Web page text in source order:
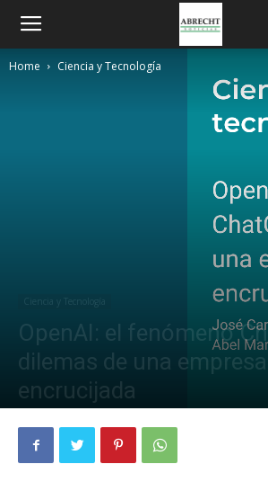
Home Ciencia y Tecnología
OpenAI: el fenómeno
dilemas de una
encrucijada